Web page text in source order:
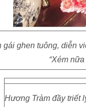
gái ghen tuông, diễn
“Xém
Hương Tràm đầy triết